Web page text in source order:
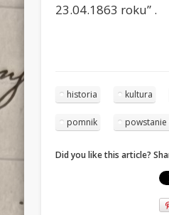
23.04.1863 roku” .
historia kultura
pomnik powstanie
Did you like this article?